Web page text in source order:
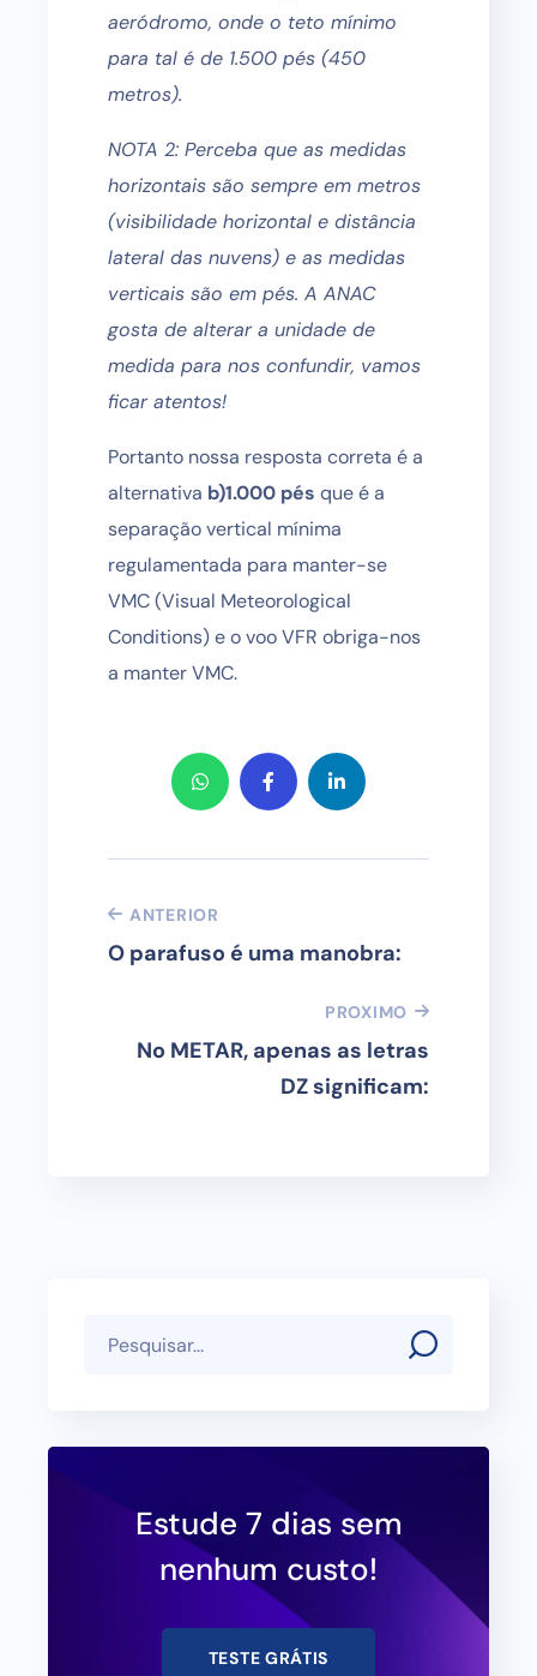
aeródromo, onde o teto mínimo
para tal é de 1.500 pés (450
metros).
NOTA 2: Perceba que as medidas
horizontais são sempre em metros
(visibilidade horizontal e distância
lateral das nuvens) e as medidas
verticais são em pés. A ANAC
gosta de alterar a unidade de
medida para nos confundir, vamos
ficar atentos!
Portanto nossa resposta correta é a
alternativa b)1.000 pés que é a
separação vertical mínima
regulamentada para manter-se
VMC (Visual Meteorological
Conditions) e o voo VFR obriga-nos
a manter VMC.
ANTERIOR
O parafuso é uma manobra:
PROXIMO
No METAR, apenas as letras
DZ significam:
Estude 7 dias sem
nenhum custo!
TESTE GRÁTIS